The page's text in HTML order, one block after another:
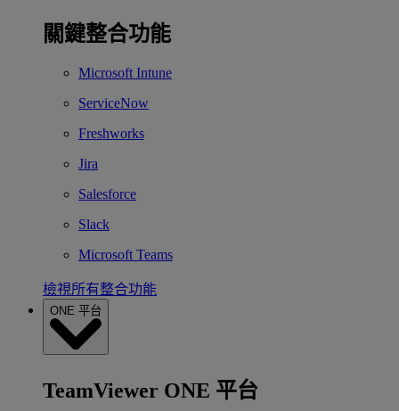
關鍵整合功能
Microsoft Intune
ServiceNow
Freshworks
Jira
Salesforce
Slack
Microsoft Teams
檢視所有整合功能
ONE 平台
TeamViewer ONE 平台